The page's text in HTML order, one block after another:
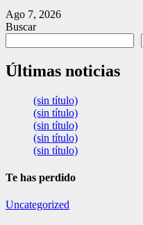
Ago 7, 2026
Buscar
Últimas noticias
(sin título)
(sin título)
(sin título)
(sin título)
(sin título)
Te has perdido
Uncategorized